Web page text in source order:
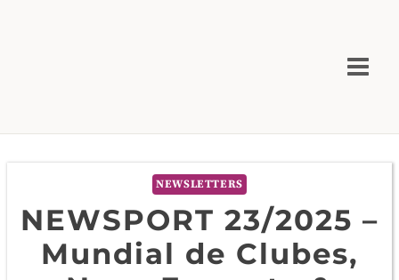
NEWSLETTERS
NEWSPORT 23/2025 –
Mundial de Clubes,